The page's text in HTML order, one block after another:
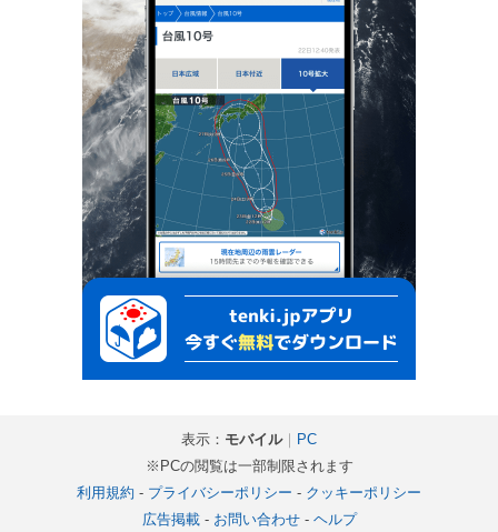
表示： モバイル｜ PC
※PCの閲覧は一部制限されます
利用規約 - プライバシーポリシー - クッキーポリシー
広告掲載- お問い合わせ- ヘルプ